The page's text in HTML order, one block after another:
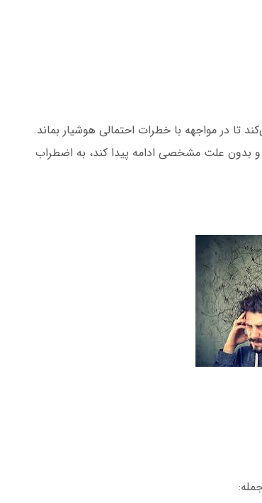
در مواجهه با خطرات احتمالی هوشیار بماند.
بدون علت مشخصی ادامه پیدا کند، به اضطراب